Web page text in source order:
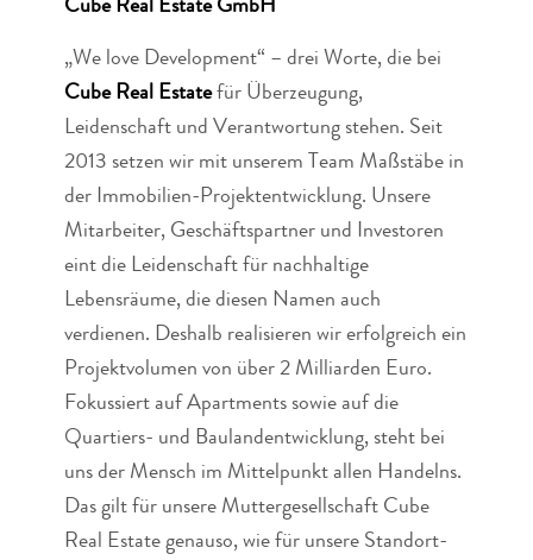
Cube Real Estate GmbH
„We love Development“ – drei Worte, die bei
Cube Real Estatefür Überzeugung,
Leidenschaft und Verantwortung stehen. Seit
2013 setzen wir mit unserem Team Maßstäbe in
der Immobilien-Projektentwicklung. Unsere
Mitarbeiter, Geschäftspartner und Investoren
eint die Leidenschaft für nachhaltige
Lebensräume, die diesen Namen auch
verdienen. Deshalb realisieren wir erfolgreich ein
Projektvolumen von über 2 Milliarden Euro.
Fokussiert auf Apartments sowie auf die
Quartiers- und Baulandentwicklung, steht bei
uns der Mensch im Mittelpunkt allen Handelns.
Das gilt für unsere Muttergesellschaft Cube
Real Estate genauso, wie für unsere Standort-